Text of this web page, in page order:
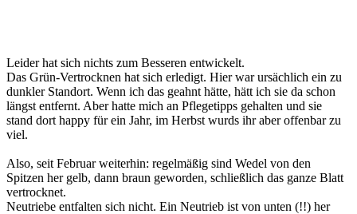
Leider hat sich nichts zum Besseren entwickelt.
Das Grün-Vertrocknen hat sich erledigt. Hier war ursächlich ein zu
dunkler Standort. Wenn ich das geahnt hätte, hätt ich sie da schon
längst entfernt. Aber hatte mich an Pflegetipps gehalten und sie
stand dort happy für ein Jahr, im Herbst wurds ihr aber offenbar zu
viel.
Also, seit Februar weiterhin: regelmäßig sind Wedel von den
Spitzen her gelb, dann braun geworden, schließlich das ganze Blatt
vertrocknet.
Neutriebe entfalten sich nicht. Ein Neutrieb ist von unten (!!) her